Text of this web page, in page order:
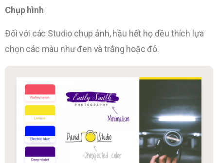
Chụp hình
Đối với các Studio chụp ảnh, hầu hết họ đều thích lựa
chọn các màu như đen và trắng hoặc đỏ.